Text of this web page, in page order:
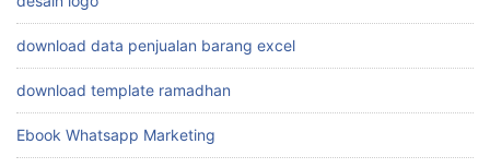
download data penjualan barang excel
download template ramadhan
Ebook Whatsapp Marketing